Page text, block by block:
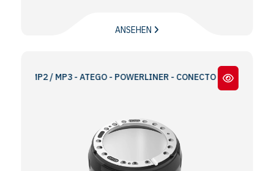
ANSEHEN
/ MP3 - ATEGO - POWERLINER - CONECTO - NEOPLAN CITYLINER